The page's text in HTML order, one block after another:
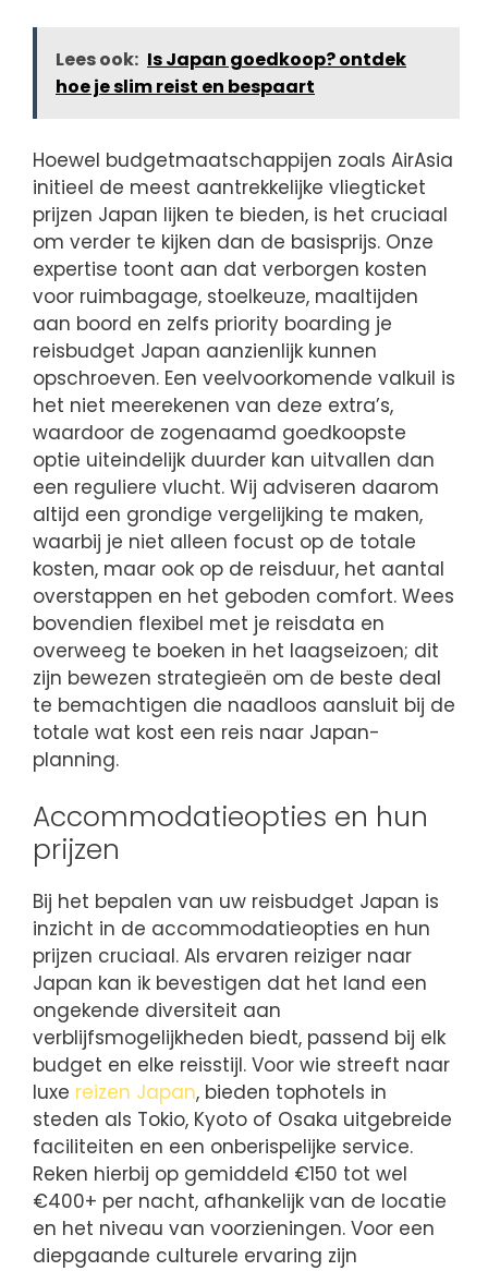
Lees ook: Is Japan goedkoop? ontdek
hoe je slim reist en bespaart
Hoewel budgetmaatschappijen zoals AirAsia
initieel de meest aantrekkelijke vliegticket
prijzen Japan lijken te bieden, is het cruciaal
om verder te kijken dan de basisprijs. Onze
expertise toont aan dat verborgen kosten
voor ruimbagage, stoelkeuze, maaltijden
aan boord en zelfs priority boarding je
reisbudget Japan aanzienlijk kunnen
opschroeven. Een veelvoorkomende valkuil is
het niet meerekenen van deze extra’s,
waardoor de zogenaamd goedkoopste
optie uiteindelijk duurder kan uitvallen dan
een reguliere vlucht. Wij adviseren daarom
altijd een grondige vergelijking te maken,
waarbij je niet alleen focust op de totale
kosten, maar ook op de reisduur, het aantal
overstappen en het geboden comfort. Wees
bovendien flexibel met je reisdata en
overweeg te boeken in het laagseizoen; dit
zijn bewezen strategieën om de beste deal
te bemachtigen die naadloos aansluit bij de
totale wat kost een reis naar Japan-
planning.
Accommodatieopties en hun
prijzen
Bij het bepalen van uw reisbudget Japan is
inzicht in de accommodatieopties en hun
prijzen cruciaal. Als ervaren reiziger naar
Japan kan ik bevestigen dat het land een
ongekende diversiteit aan
verblijfsmogelijkheden biedt, passend bij elk
budget en elke reisstijl. Voor wie streeft naar
luxe reizen Japan, bieden tophotels in
steden als Tokio, Kyoto of Osaka uitgebreide
faciliteiten en een onberispelijke service.
Reken hierbij op gemiddeld €150 tot wel
€400+ per nacht, afhankelijk van de locatie
en het niveau van voorzieningen. Voor een
diepgaande culturele ervaring zijn